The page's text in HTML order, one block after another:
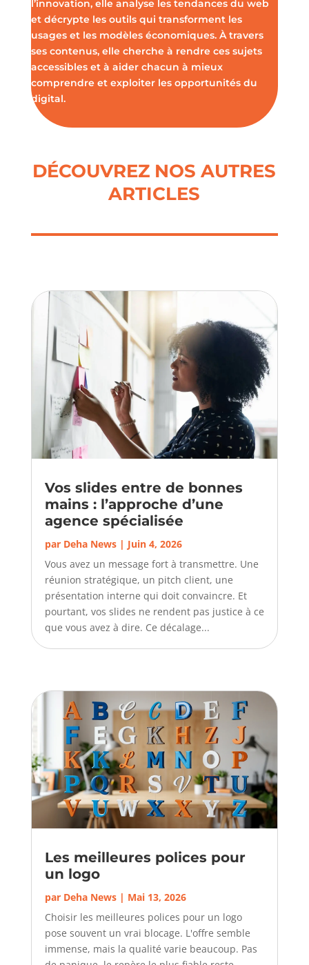
l’innovation, elle analyse les tendances du web
et décrypte les outils qui transforment les
usages et les modèles économiques. À travers
ses contenus, elle cherche à rendre ces sujets
accessibles et à aider chacun à mieux
comprendre et exploiter les opportunités du
digital.
DÉCOUVREZ NOS AUTRES
ARTICLES
Vos slides entre de bonnes
mains : l’approche d’une
agence spécialisée
par Deha News| Juin 4, 2026
Vous avez un message fort à transmettre. Une
réunion stratégique, un pitch client, une
présentation interne qui doit convaincre. Et
pourtant, vos slides ne rendent pas justice à ce
que vous avez à dire. Ce décalage...
Les meilleures polices pour
un logo
par Deha News| Mai 13, 2026
Choisir les meilleures polices pour un logo
pose souvent un vrai blocage. L'offre semble
immense, mais la qualité varie beaucoup. Pas